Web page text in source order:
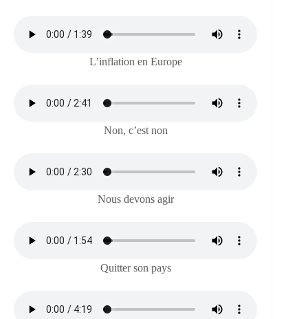
L’inflation en Europe
Non, c’est non
Nous devons agir
Quitter son pays